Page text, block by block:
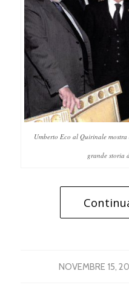
Umberto Eco al Quirinale
grande storia
NOVEMBRE 15,
/